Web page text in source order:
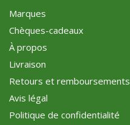
Marques
Chèques-cadeaux
À propos
Livraison
Retours et remboursements
Avis légal
Politique de confidentialité